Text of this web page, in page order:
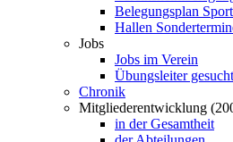
Belegungsplan
Hallen
Jobs
Jobs im Verein
Übungsleiter gesucht
Chronik
Mitgliederentwicklung
in der Gesamtheit